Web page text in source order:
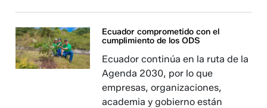
Ecuador comprometido con el
cumplimiento de los ODS
Ecuador continúa en la ruta de la
Agenda 2030, por lo que
empresas, organizaciones,
academia y gobierno están